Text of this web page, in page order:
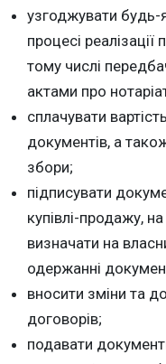
узгоджувати будь-
процесі
тому числі
актами про
сплачувати
документів, а
збори;
підписувати
купівлі-продажу,
визначати на
одержанні
вносити зміни та
договорів;
подавати